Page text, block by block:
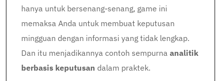
hanya untuk bersenang-senang, game ini
memaksa Anda untuk membuat keputusan
mingguan dengan informasi yang tidak lengkap.
Dan itu menjadikannya contoh sempurna analitik
berbasis keputusan dalam praktek.